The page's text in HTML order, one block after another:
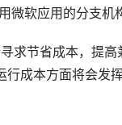
软应用的分支机
节省成本，提高
成本方面将会发